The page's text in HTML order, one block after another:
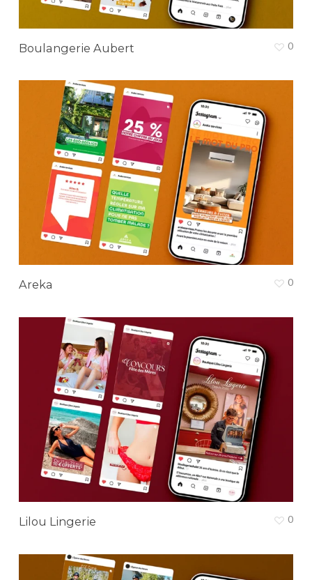
Boulangerie Aubert 0
Areka 0
Lilou Lingerie 0